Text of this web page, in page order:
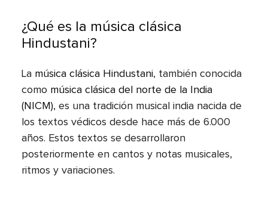
¿Qué es la música clásica
Hindustani?
La música clásica Hindustani, también conocida
como música clásica del norte de la India
(NICM), es una tradición musical india nacida de
los textos védicos desde hace más de 6.000
años. Estos textos se desarrollaron
posteriormente en cantos y notas musicales,
ritmos y variaciones.